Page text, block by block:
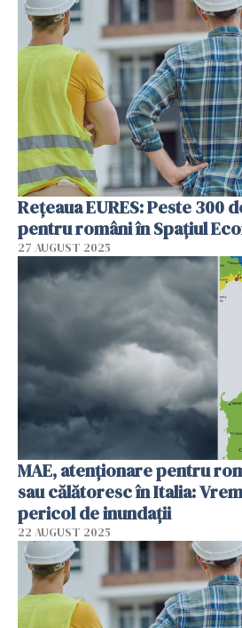
Rețeaua EURES: Peste 300
pentru români în Spațiul
27 AUGUST 2025
MAE, atenționare pentru
sau călătoresc în Italia:
pericol de inundații
22 AUGUST 2025